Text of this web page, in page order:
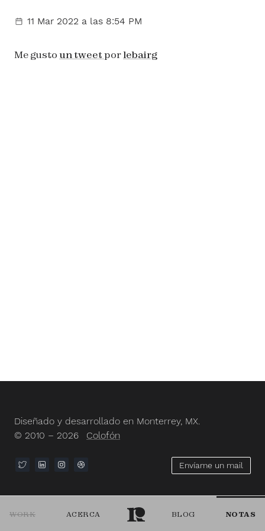
WORK ACERCA BLOG NOTAS
11 Mar 2022 a las 8:54 PM
Me gusto un tweet porlebairg
Diseñado y desarrollado en Monterrey, MX.
© 2010 – 2026
Colofón
Envíame un mail